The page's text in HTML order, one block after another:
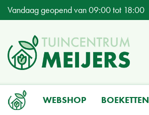
Ga
naar
Vandaag geopend van09:00tot 18:00
WEBSHOP BOEKETTEN